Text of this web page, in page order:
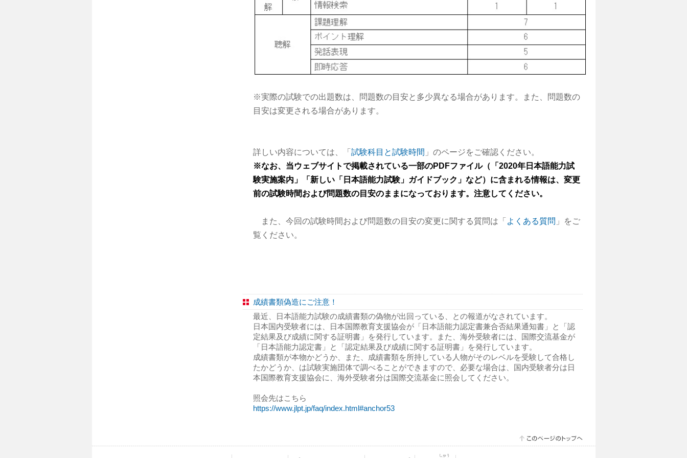
※実際の試験での出題数は、問題数の目安と多少異なる場合があります。また、問題数の
目安は変更される場合があります。
詳しい内容については、「試験科目と試験時間 」のページをご確認ください。
※なお、当ウェブサイトで掲載されている一部のPDFファイル（「2020年日本語能力試
験実施案内」「新しい「日本語能力試験」ガイドブック」など）に含まれる情報は、変更
前の試験時間および問題数の目安のままになっております。注意してください。
また、今回の試験時間および問題数の目安の変更に関する質問は「よくある質問 」をご
覧ください。
成績書類偽造にご注意！
最近、日本語能力試験の成績書類の偽物が出回っている、との報道がなされています。
日本国内受験者には、日本国際教育支援協会が「日本語能力認定書兼合否結果通知書」と「認
定結果及び成績に関する証明書」を発行しています。また、海外受験者には、国際交流基金が
「日本語能力認定書」と「認定結果及び成績に関する証明書」を発行しています。
成績書類が本物かどうか、また、成績書類を所持している人物がそのレベルを受験して合格し
たかどうか、は試験実施団体で調べることができますので、必要な場合は、国内受験者分は日
本国際教育支援協会に、海外受験者分は国際交流基金に照会してください。
照会先はこちら
https://www.jlpt.jp/faq/index.html#anchor53
しゅう